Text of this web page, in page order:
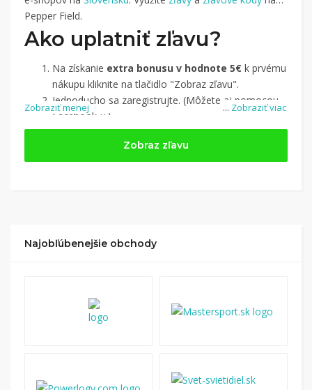
... Zobraziť viac
Pepper Field.
Ako uplatniť zľavu?
Na získanie extra bonusu v hodnote 5€ k prvému
nákupu kliknite na tlačidlo "Zobraz zľavu".
Jednoducho sa zaregistrujte. (Môžete aj pomocou
Facebook-u.)
Jednoducho sinájdite obchod, pomocou služby
(v ponuke je cca 1 500 obchodov).
Kliknite na tlačidlo „Nakupovať“.(Následne
nákupu, si tieto peniaze môžete dať hneď vyplatiť
Zobraziť menej
Zobraz zľavu
Najobľúbenejšie obchody